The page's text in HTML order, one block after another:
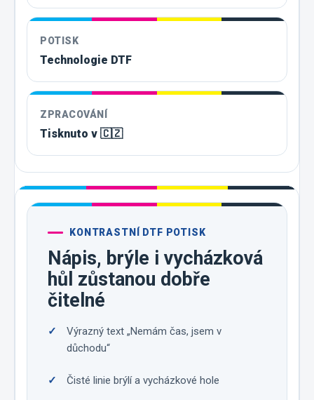
POTISK
Technologie DTF
ZPRACOVÁNÍ
Tisknuto v 🇨🇿
KONTRASTNÍ DTF POTISK
Nápis, brýle i vycházková
hůl zůstanou dobře
čitelné
Výrazný text „Nemám čas, jsem v
důchodu“
Čisté linie brýlí a vycházkové hole